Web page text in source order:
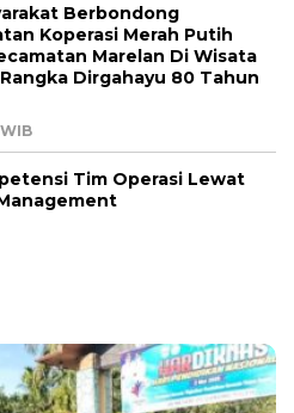
Berbondong
Koperasi Merah Putih
Marelan Di Wisata
Dirgahayu 80 Tahun
Tim Operasi Lewat